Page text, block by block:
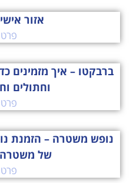
אזור
ברבקטו – איך מזמינים
וחתולים
נופש משטרה – הזמנת
של משטרה